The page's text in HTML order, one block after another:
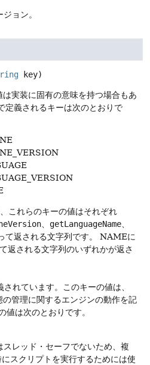
ョン。
key)
実装に固有の意味を持つ場合もあ
定義されるキーは次のとおりで
これらのキーの値はそれぞれ
、 getLanguageName、
て返される文字列です。
NAMEに
返される文字列のいずれかが返さ
されています。このキーの値は、
管理に関するエンジンの動作を記
値は次のとおりです。
スレッド・セーフでないため、複
スクリプトを実行するためには使